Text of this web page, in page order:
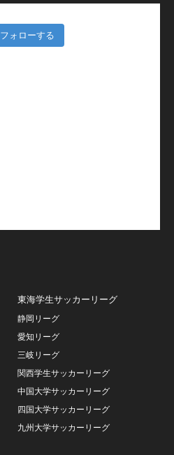
フォローする
東海学生サッカーリーグ
静岡リーグ
愛知リーグ
三岐リーグ
関西学生サッカーリーグ
中国大学サッカーリーグ
四国大学サッカーリーグ
九州大学サッカーリーグ